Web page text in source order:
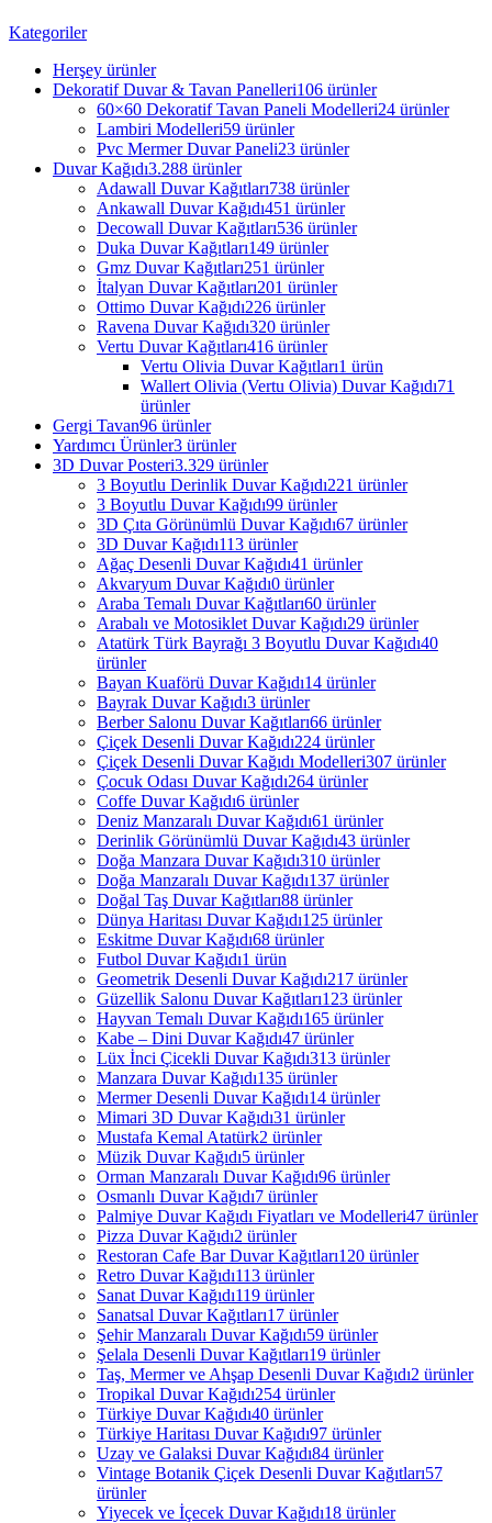
Kategoriler
Herşey ürünler
Dekoratif Duvar & Tavan Panelleri106 ürünler
60×60 Dekoratif Tavan Paneli Modelleri24 ürünler
Lambiri Modelleri59 ürünler
Pvc Mermer Duvar Paneli23 ürünler
Duvar Kağıdı3.288 ürünler
Adawall Duvar Kağıtları738 ürünler
Ankawall Duvar Kağıdı451 ürünler
Decowall Duvar Kağıtları536 ürünler
Duka Duvar Kağıtları149 ürünler
Gmz Duvar Kağıtları251 ürünler
İtalyan Duvar Kağıtları201 ürünler
Ottimo Duvar Kağıdı226 ürünler
Ravena Duvar Kağıdı320 ürünler
Vertu Duvar Kağıtları416 ürünler
Vertu Olivia Duvar Kağıtları1 ürün
Wallert Olivia (Vertu Olivia) Duvar Kağıdı71
ürünler
Gergi Tavan96 ürünler
Yardımcı Ürünler3 ürünler
3D Duvar Posteri3.329 ürünler
3 Boyutlu Derinlik Duvar Kağıdı221 ürünler
3 Boyutlu Duvar Kağıdı99 ürünler
3D Çıta Görünümlü Duvar Kağıdı67 ürünler
3D Duvar Kağıdı113 ürünler
Ağaç Desenli Duvar Kağıdı41 ürünler
Akvaryum Duvar Kağıdı0 ürünler
Araba Temalı Duvar Kağıtları60 ürünler
Arabalı ve Motosiklet Duvar Kağıdı29 ürünler
Atatürk Türk Bayrağı 3 Boyutlu Duvar Kağıdı40
ürünler
Bayan Kuaförü Duvar Kağıdı14 ürünler
Bayrak Duvar Kağıdı3 ürünler
Berber Salonu Duvar Kağıtları66 ürünler
Çiçek Desenli Duvar Kağıdı224 ürünler
Çiçek Desenli Duvar Kağıdı Modelleri307 ürünler
Çocuk Odası Duvar Kağıdı264 ürünler
Coffe Duvar Kağıdı6 ürünler
Deniz Manzaralı Duvar Kağıdı61 ürünler
Derinlik Görünümlü Duvar Kağıdı43 ürünler
Doğa Manzara Duvar Kağıdı310 ürünler
Doğa Manzaralı Duvar Kağıdı137 ürünler
Doğal Taş Duvar Kağıtları88 ürünler
Dünya Haritası Duvar Kağıdı125 ürünler
Eskitme Duvar Kağıdı68 ürünler
Futbol Duvar Kağıdı1 ürün
Geometrik Desenli Duvar Kağıdı217 ürünler
Güzellik Salonu Duvar Kağıtları123 ürünler
Hayvan Temalı Duvar Kağıdı165 ürünler
Kabe – Dini Duvar Kağıdı47 ürünler
Lüx İnci Çicekli Duvar Kağıdı313 ürünler
Manzara Duvar Kağıdı135 ürünler
Mermer Desenli Duvar Kağıdı14 ürünler
Mimari 3D Duvar Kağıdı31 ürünler
Mustafa Kemal Atatürk2 ürünler
Müzik Duvar Kağıdı5 ürünler
Orman Manzaralı Duvar Kağıdı96 ürünler
Osmanlı Duvar Kağıdı7 ürünler
Palmiye Duvar Kağıdı Fiyatları ve Modelleri47 ürünler
Pizza Duvar Kağıdı2 ürünler
Restoran Cafe Bar Duvar Kağıtları120 ürünler
Retro Duvar Kağıdı113 ürünler
Sanat Duvar Kağıdı119 ürünler
Sanatsal Duvar Kağıtları17 ürünler
Şehir Manzaralı Duvar Kağıdı59 ürünler
Şelala Desenli Duvar Kağıtları19 ürünler
Taş, Mermer ve Ahşap Desenli Duvar Kağıdı2 ürünler
Tropikal Duvar Kağıdı254 ürünler
Türkiye Duvar Kağıdı40 ürünler
Türkiye Haritası Duvar Kağıdı97 ürünler
Uzay ve Galaksi Duvar Kağıdı84 ürünler
Vintage Botanik Çiçek Desenli Duvar Kağıtları57
ürünler
Yiyecek ve İçecek Duvar Kağıdı18 ürünler